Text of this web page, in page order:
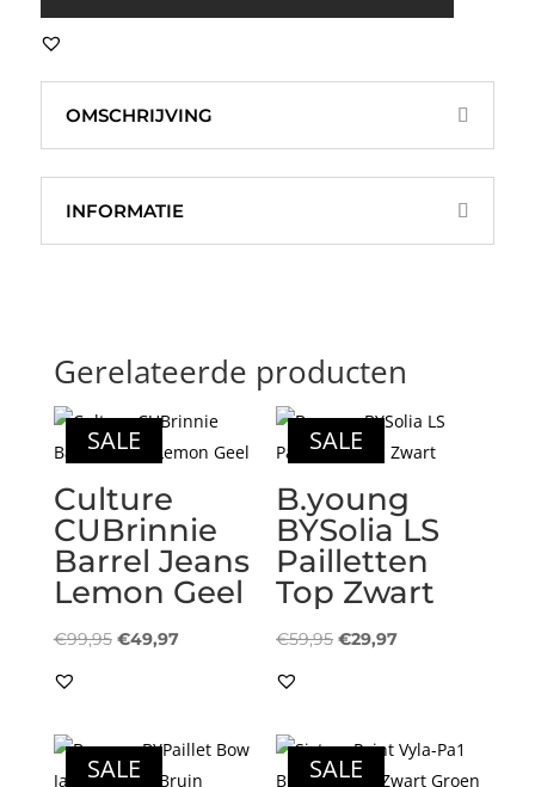
aantal
OMSCHRIJVING
INFORMATIE
Gerelateerde producten
SALE
Culture
CUBrinnie
Barrel Jeans
Lemon Geel
€99,95 Oorspronkelijke
€49,97Huidige
SALE
B.young
BYSolia LS
Pailletten
Top Zwart
€59,95 Oorspronkelijke
€29,97Huidige
SALE SALE